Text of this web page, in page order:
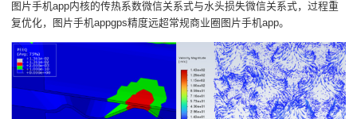
图片手机app内核的传热系数微信关系式与水头损失微信关系式，过程重
复优化，图片手机appgps精度远超常规商业圈图片手机app。